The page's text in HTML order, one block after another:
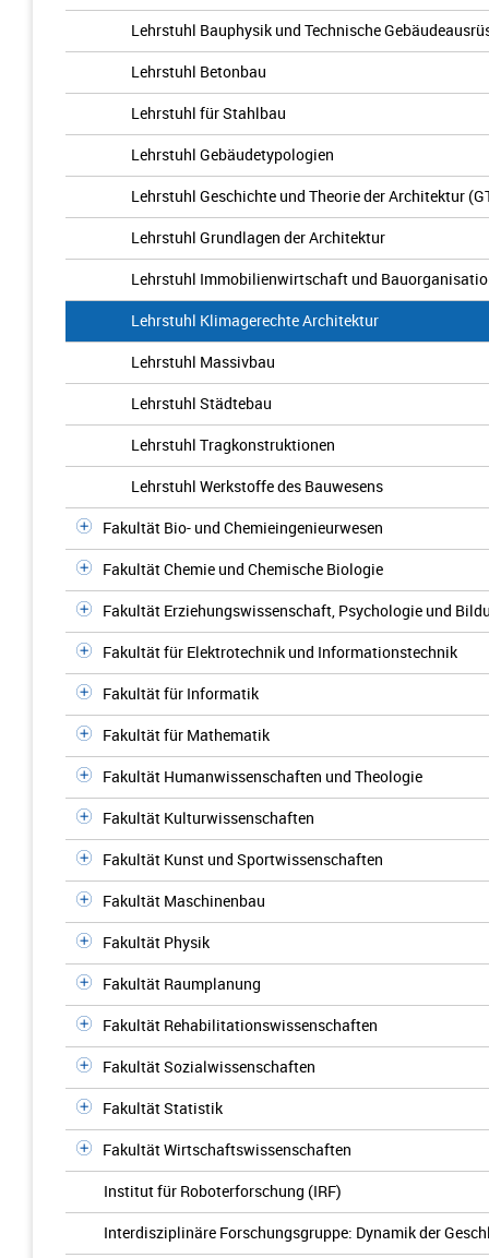
Lehrstuhl Bauphysik und Technische
Lehrstuhl Betonbau
Lehrstuhl für Stahlbau
Lehrstuhl Gebäudetypologien
Lehrstuhl Geschichte und Theorie der Architektur
Lehrstuhl Grundlagen der Architektur
Lehrstuhl Immobilienwirtschaft und
Lehrstuhl Klimagerechte Architektur
Lehrstuhl Massivbau
Lehrstuhl Städtebau
Lehrstuhl Tragkonstruktionen
Lehrstuhl Werkstoffe des Bauwesens
Fakultät Bio- und Chemieingenieurwesen
Fakultät Chemie und Chemische Biologie
Fakultät Erziehungswissenschaft, Psychologie und
Fakultät für Elektrotechnik und Informationstechnik
Fakultät für Informatik
Fakultät für Mathematik
Fakultät Humanwissenschaften und Theologie
Fakultät Kulturwissenschaften
Fakultät Kunst und Sportwissenschaften
Fakultät Maschinenbau
Fakultät Physik
Fakultät Raumplanung
Fakultät Rehabilitationswissenschaften
Fakultät Sozialwissenschaften
Fakultät Statistik
Fakultät Wirtschaftswissenschaften
Institut für Roboterforschung (IRF)
Interdisziplinäre Forschungsgruppe: Dynamik der